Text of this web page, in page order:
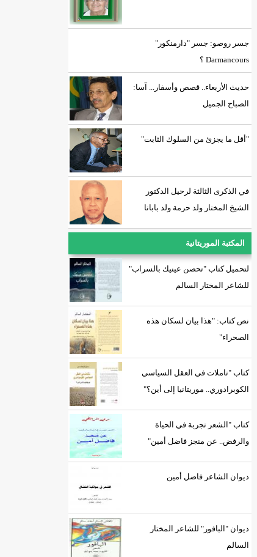
جسر روصو: جسر "دارمنكور"
Darmancours ؟
حديث الأربعاء.. قصص وأسفار... آسا:
الصباح الجميل
"أقل ما يجزئ من السلوك الثابت"
في الذكرى الثالثة لرحيل الدكتور
الشيخ المختار ولد حرمة ولد بابانا
المكتبة الموريتانية
لتحميل كتاب "تحصن عينيك بالسراب"
للشاعر المختار السالم
نص كتاب: "هذا بيان لسكان هذه
الصحراء"
كتاب "تاملات في العقل السياسي
الكوبرادوري.. موريتانيا إلى أين؟"
كتاب "الشعر تجربة في الحياة
والرفض.. عن منجز فاضل أمين"
ديوان الشاعر فاضل أمين
ديوان "البافور" للشاعر المختار
السالم